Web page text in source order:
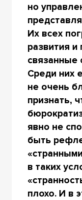
но
Их всех
развития
связанные
Среди них
не очень
признать,
явно не
быть
в таких
плохо. И в